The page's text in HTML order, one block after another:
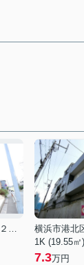
横浜市港北区高田東２丁目
横浜市港北
1K (19.55㎡)
7.3万円